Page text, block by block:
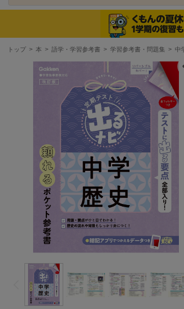
現
トップ > 本 > 語学・学習参考書 > 学習参考書・問題集 > 中